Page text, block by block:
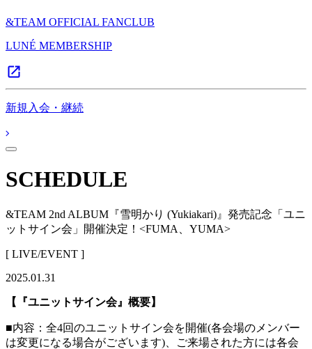
&TEAM OFFICIAL FANCLUB
LUNÉ MEMBERSHIP
新規入会・継続
SCHEDULE
&TEAM 2nd ALBUM『雪明かり (Yukiakari)』発売記念「ユニ
ットサイン会」開催決定！<FUMA、YUMA>
[ LIVE/EVENT ]
2025.01.31
【『ユニットサイン会』概要】
■内容：全4回のユニットサイン会を開催(各会場のメンバー
は変更になる場合がございます)、ご来場された方には各会